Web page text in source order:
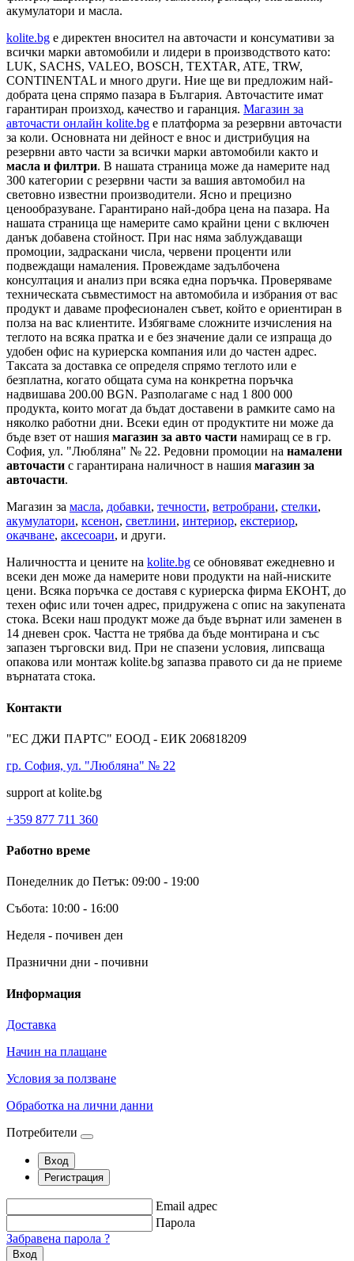
акумулатори и масла.
kolite.bg e директен вносител на авточасти и консумативи за
всички марки автомобили и лидери в производството като:
LUK, SACHS, VALEO, BOSCH, TEXTAR, ATE, TRW,
CONTINENTAL и много други. Ние ще ви предложим най-
добрата цена спрямо пазара в България. Авточастите имат
гарантиран произход, качество и гаранция. Магазин за
авточасти онлайн kolite.bg е платформа за резервни авточасти
за коли. Основната ни дейност е внос и дистрибуция на
резервни авто части за всички марки автомобили както и
масла и филтри. В нашата страница може да намерите над
300 категории с резервни части за вашия автомобил на
световно известни производители. Ясно и прецизно
ценообразуване. Гарантирано най-добра цена на пазара. На
нашата страница ще намерите само крайни цени с включен
данък добавена стойност. При нас няма заблуждаващи
промоции, задраскани числа, червени проценти или
подвеждащи намаления. Провеждаме задълбочена
консултация и анализ при всяка една поръчка. Проверяваме
техническата съвместимост на автомобила и избрания от вас
продукт и даваме професионален съвет, който е ориентиран в
полза на вас клиентите. Избягваме сложните изчисления на
теглото на всяка пратка и е без значение дали се изпраща до
удобен офис на куриерска компания или до частен адрес.
Таксата за доставка се определя спрямо теглото или е
безплатна, когато общата сума на конкретна поръчка
надвишава 200.00 BGN. Разполагаме с над 1 800 000
продукта, които могат да бъдат доставени в рамките само на
няколко работни дни. Всеки един от продуктите ни може да
бъде взет от нашия магазин за авто части намиращ се в гр.
София, ул. "Любляна" № 22. Редовни промоции на намалени
авточасти с гарантирана наличност в нашия магазин за
авточасти.
Магазин за масла, добавки, течности, ветробрани, стелки,
акумулатори, ксенон, светлини, интериор, екстериор,
окачване, аксесоари, и други.
Наличността и цените на kolite.bg се обновяват ежедневно и
всеки ден може да намерите нови продукти на най-ниските
цени. Всяка поръчка се доставя с куриерска фирма ЕКОНТ, до
техен офис или точен адрес, придружена с опис на закупената
стока. Всеки наш продукт може да бъде върнат или заменен в
14 дневен срок. Частта не трябва да бъде монтирана и със
запазен търговски вид. При не спазени условия, липсваща
опакова или монтаж kolite.bg запазва правото си да не приеме
върнатата стока.
Контакти
"ЕС ДЖИ ПАРТС" ЕООД - ЕИК 206818209
гр. София, ул. "Любляна" № 22
support at kolite.bg
+359 877 711 360
Работно време
Понеделник до Петък: 09:00 - 19:00
Събота: 10:00 - 16:00
Неделя - почивен ден
Празнични дни - почивни
Информация
Доставка
Начин на плащане
Условия за ползване
Обработка на лични данни
Потребители
Вход
Регистрация
Email адрес
Парола
Забравена парола ?
Вход